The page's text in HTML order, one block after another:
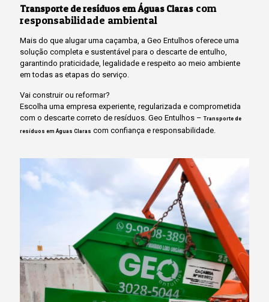
Transporte de resíduos em Águas Claras com
responsabilidade ambiental
Mais do que alugar uma caçamba, a Geo Entulhos oferece uma
solução completa e sustentável para o descarte de entulho,
garantindo praticidade, legalidade e respeito ao meio ambiente
em todas as etapas do serviço.
Vai construir ou reformar?
Escolha uma empresa experiente, regularizada e comprometida
com o descarte correto de resíduos. Geo Entulhos – Transporte de
resíduos em Águas Claras com confiança e responsabilidade.